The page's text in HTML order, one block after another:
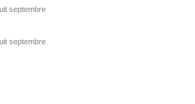
septembre
septembre